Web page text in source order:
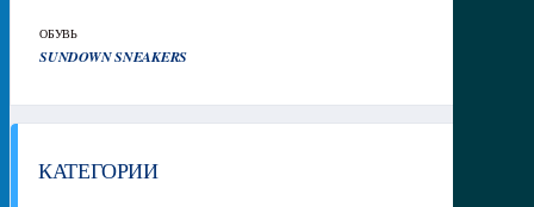
ОБУВЬ
SUNDOWN SNEAKERS
КАТЕГОРИИ